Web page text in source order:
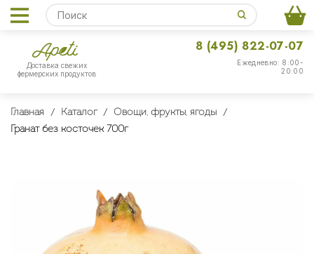
Доставка свежих
фермерских продуктов
Ежедневно: 8:00-
20:00
8 (495) 822-07-07
Главная Каталог
Овощи, фрукты, ягоды
Гранат без косточек 700г